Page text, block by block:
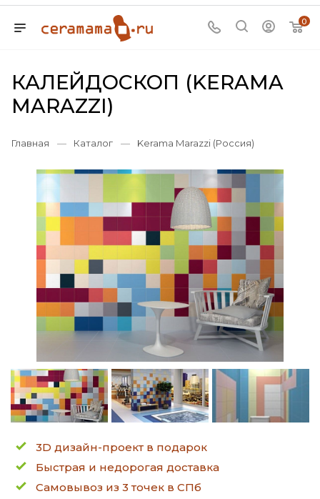
0
КАЛЕЙДОСКОП (KERAMA
MARAZZI)
Главная — Каталог — Kerama Marazzi (Россия)
3D дизайн-проект в подарок
Быстрая и недорогая доставка
Самовывоз из 3 точек в СПб